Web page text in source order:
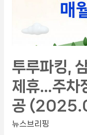
투루파킹,
제휴…주차
공
뉴스브리핑